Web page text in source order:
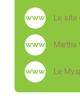
Le site
Martha
Le